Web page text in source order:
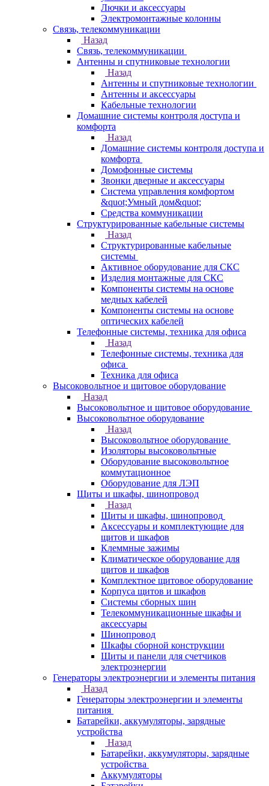
Лючки и аксессуары
Электромонтажные колонны
Связь, телекоммуникации
Назад
Связь, телекоммуникации
Антенны и спутниковые технологии
Назад
Антенны и спутниковые технологии
Антенны и аксессуары
Кабельные технологии
Домашние системы контроля доступа и
комфорта
Назад
Домашние системы контроля доступа и
комфорта
Домофонные системы
Звонки дверные и аксессуары
Система управления комфортом
&quot;Умный дом&quot;
Средства коммуникации
Структурированные кабельные системы
Назад
Структурированные кабельные
системы
Активное оборудование для СКС
Изделия монтажные для СКС
Компоненты системы на основе
медных кабелей
Компоненты системы на основе
оптических кабелей
Телефонные системы, техника для офиса
Назад
Телефонные системы, техника для
офиса
Техника для офиса
Высоковольтное и щитовое оборудование
Назад
Высоковольтное и щитовое оборудование
Высоковольтное оборудование
Назад
Высоковольтное оборудование
Изоляторы высоковольтные
Оборудование высоковольтное
коммутационное
Оборудование для ЛЭП
Щиты и шкафы, шинопровод
Назад
Щиты и шкафы, шинопровод
Аксессуары и комплектующие для
щитов и шкафов
Клеммные зажимы
Климатическое оборудование для
щитов и шкафов
Комплектное щитовое оборудование
Корпуса щитов и шкафов
Системы сборных шин
Телекоммуникационные шкафы и
аксессуары
Шинопровод
Шкафы сборной конструкции
Щиты и панели для счетчиков
электроэнергии
Генераторы электроэнергии и элементы питания
Назад
Генераторы электроэнергии и элементы
питания
Батарейки, аккумуляторы, зарядные
устройства
Назад
Батарейки, аккумуляторы, зарядные
устройства
Аккумуляторы